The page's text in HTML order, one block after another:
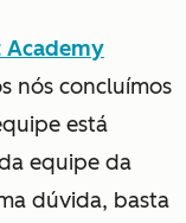
Academy
nós concluímos
está
equipe da
dúvida, basta